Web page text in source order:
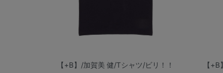
【+B】/加賀美 健/Tシャツ/ビリ！！
【